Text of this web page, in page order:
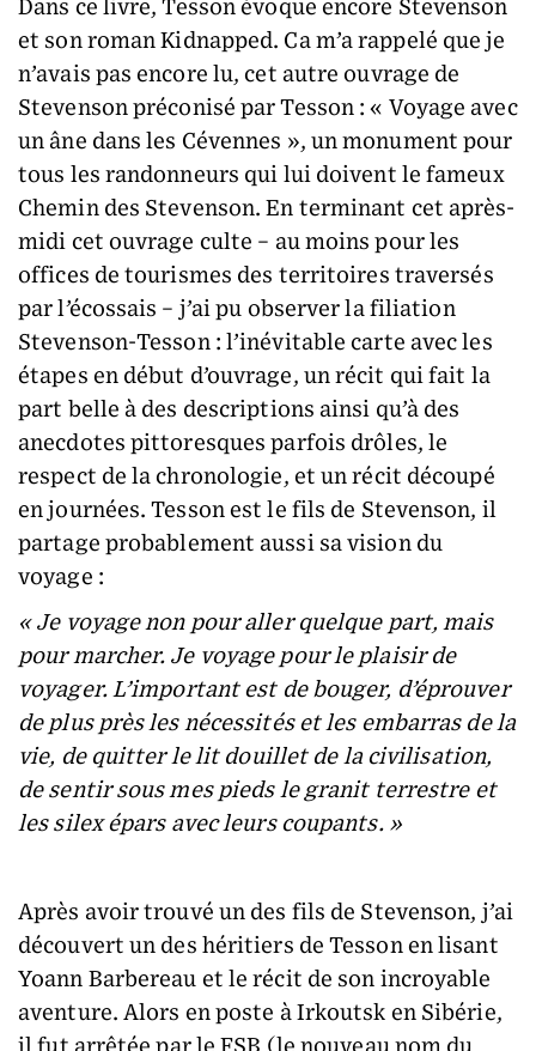
Dans ce livre, Tesson évoque encore Stevenson
et son roman Kidnapped. Ca m’a rappelé que je
n’avais pas encore lu, cet autre ouvrage de
Stevenson préconisé par Tesson : « Voyage avec
un âne dans les Cévennes », un monument pour
tous les randonneurs qui lui doivent le fameux
Chemin des Stevenson. En terminant cet après-
midi cet ouvrage culte – au moins pour les
offices de tourismes des territoires traversés
par l’écossais – j’ai pu observer la filiation
Stevenson-Tesson : l’inévitable carte avec les
étapes en début d’ouvrage, un récit qui fait la
part belle à des descriptions ainsi qu’à des
anecdotes pittoresques parfois drôles, le
respect de la chronologie, et un récit découpé
en journées. Tesson est le fils de Stevenson, il
partage probablement aussi sa vision du
voyage :
« Je voyage non pour aller quelque part, mais
pour marcher. Je voyage pour le plaisir de
voyager. L’important est de bouger, d’éprouver
de plus près les nécessités et les embarras de la
vie, de quitter le lit douillet de la civilisation,
de sentir sous mes pieds le granit terrestre et
les silex épars avec leurs coupants. »
Après avoir trouvé un des fils de Stevenson, j’ai
découvert un des héritiers de Tesson en lisant
Yoann Barbereau et le récit de son incroyable
aventure. Alors en poste à Irkoutsk en Sibérie,
il fut arrêtée par le FSB (le nouveau nom du